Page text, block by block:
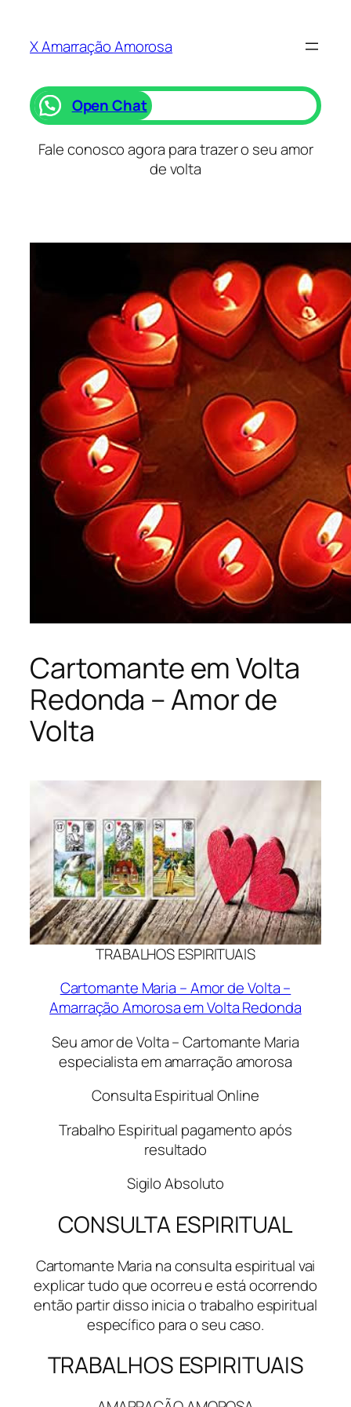
X Amarração Amorosa
Open Chat
Fale conosco agora para trazer o seu amor
de volta
Cartomante em Volta
Redonda – Amor de
Volta
TRABALHOS ESPIRITUAIS
Cartomante Maria – Amor de Volta –
Amarração Amorosa em Volta Redonda
Seu amor de Volta – Cartomante Maria
especialista em amarração amorosa
Consulta Espiritual Online
Trabalho Espiritual pagamento após
resultado
Sigilo Absoluto
CONSULTA ESPIRITUAL
Cartomante Maria na consulta espiritual vai
explicar tudo que ocorreu e está ocorrendo
então partir disso inicia o trabalho espiritual
específico para o seu caso.
TRABALHOS ESPIRITUAIS